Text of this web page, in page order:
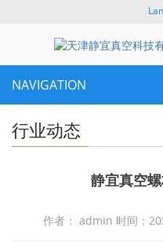
NAVIGATION
行业动态
静宜真空
作者： admin 时间：